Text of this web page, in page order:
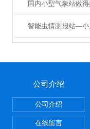
国内小型气象站做
公司介绍
公司介绍
在线留言